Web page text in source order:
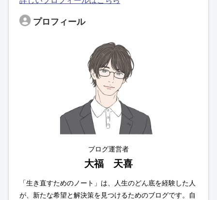
プロフィール
ブログ運営者
大福 天喜
「生き直すためのノート」は、人生のどん底を経験した人
が、新たな希望と解決策を見つけるためのブログです。自